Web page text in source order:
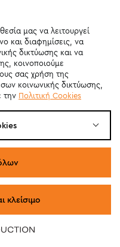
μας να λειτουργεί
και διαφημίσεις, να
δικτύωσης και να
κοινοποιούμε
σας χρήση της
κοινωνικής δικτύωσης,
την Πολιτική Cookies
κλείσιμο